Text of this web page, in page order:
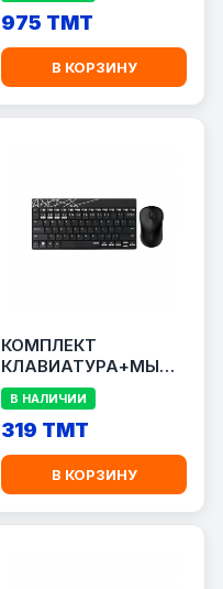
975 TMT
В КОРЗИНУ
КОМПЛЕКТ
КЛАВИАТУРА+МЫШЬ
RAPOO 8000M
В НАЛИЧИИ
319 TMT
В КОРЗИНУ